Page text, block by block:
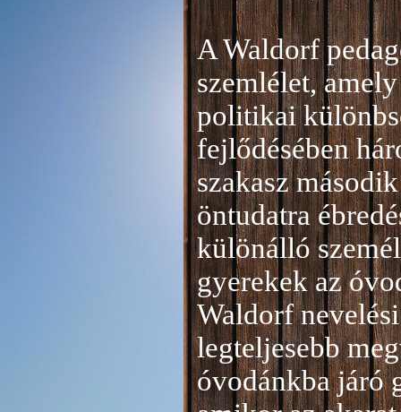
A Waldorf
szemlélet,
politikai
fejlődésében
szakasz
öntudatra
különálló
gyerekek az
Waldorf
legteljesebb
óvodánkba járó